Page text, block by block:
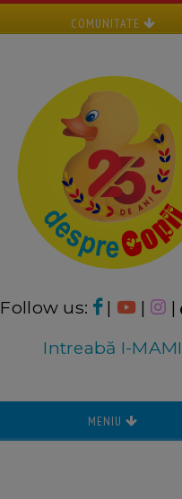
COMUNITATE
Follow us: | | |
Intreabă I-MAMI
MENIU